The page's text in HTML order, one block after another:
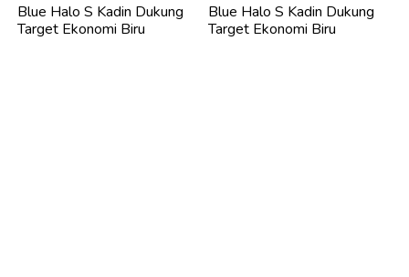
Blue Halo S Kadin Dukung
Target Ekonomi Biru
Blue Halo S Kadin Dukung
Target Ekonomi Biru